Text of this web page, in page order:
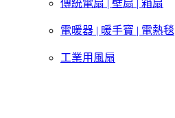
傳統電扇 | 壁扇 | 箱扇
電暖器 | 暖手寶 | 電熱毯
工業用風扇